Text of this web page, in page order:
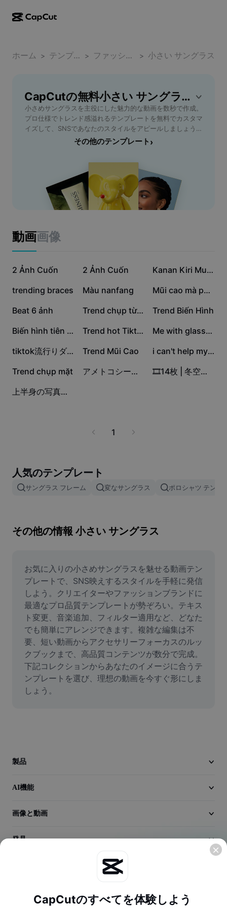
CapCutデスクトップ
CapCut Pad
CapCutモバイル
動画スタジオ
AI動画ジェネレーター
AI画像ジェネレーター
Dreamina Seedance 2.5
Nano Banana Pro
キャプションテンプレート
画像結合
画像サイズ変更
ミームジェネレーター
AI Text Remover
AI People Remover
AI Inpainting
Face Cutout
動画
動画コンバーター
動画エディター＆ジェネレーター
画像エディター＆ジェネレーター
音声ジェネレーター＆エディター
ユースケース
マーケティング
ソーシャルメディアのテンプレート
その他
カレンダーのテンプレート
アニバーサリーのテンプレート
エフェクトのテンプレート
産業のテンプレート
振り返りのテンプレート
取り組み
アフィリエイト
パイオニアプログラム
クリエイティブパートナープログラム
CapCutクリエイティブキャンパス
トラストセンター
ヘルプセンター
ニュースルーム
CapCutの利用規約について
Dreamina Seedance 2.0 Launch
ホーム > テンプレート > ファッション小物 > 小さい サングラス
CapCutの無料小さい サングラステンプレート
小さめサングラスを主役にした魅力的な動画を数秒で作成。
プロ仕様でトレンド感溢れるテンプレートを無料でカスタマ
イズして、SNSであなたのスタイルをアピールしましょう。
今すぐ始めよう！
その他のテンプレート ›
動画画像
43.6万
2 Ảnh Cuốn 15.8万
2 Ảnh Cuốn 12.1万 Kanan Kiri Muter
6.1万
trending braces 2.6万
Màu nanfang 2.6万 Mũi cao mà phải nhìn
2万
Beat 6 ảnh 9757 Trend chụp từ trên 6681
Trend Biến Hình
3843 Biến hình tiên cá 2552 Trend hot Tiktok 2484 Me with glasses
1820 tiktok流行りダンス😎👌 1452
Trend Mũi Cao 1402 i can't help myself
1114
Trend chụp mặt 191 アメトコシータ実写版 16 🎞️14枚 | 冬空ラプソディー
2 上半身の写真１枚で、エスコートされます
1
人気のテンプレート
サングラス フレーム 変なサングラス ポロシャツ テンプ
その他の情報 小さい サングラス
お気に入りの小さめサングラスを魅せる動画テン
プレートで、SNS映えするスタイルを手軽に発信
しよう。クリエイターやファッションブランドに
最適なプロ品質テンプレートが勢ぞろい。テキス
ト変更、音楽追加、フィルター適用など、どなた
でも簡単にアレンジできます。複雑な編集は不
要、短い動画からアクセサリーフォーカスのルッ
クブックまで、高品質コンテンツが数分で完成。
下記コレクションからあなたのイメージに合うテ
ンプレートを選び、理想の動画を今すぐ形にしま
しょう。
製品
AI機能
画像と動画
発見
CapCutのすべてを体験しよう